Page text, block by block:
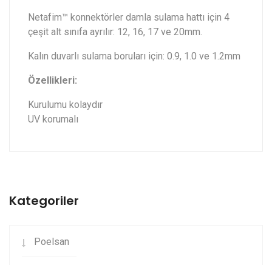
Netafim™ konnektörler damla sulama hattı için 4
çeşit alt sınıfa ayrılır: 12, 16, 17 ve 20mm.
Kalın duvarlı sulama boruları için: 0.9, 1.0 ve 1.2mm
Özellikleri:
Kurulumu kolaydır
UV korumalı
Kategoriler
Poelsan